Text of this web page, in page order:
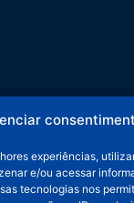
experiências,
e/ou acessar
tecnologias nos